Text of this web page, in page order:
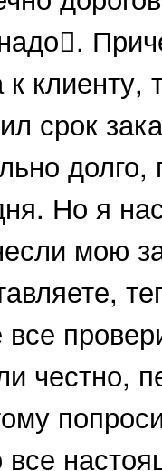
клиенту,
срок
Но я
мою
честно,